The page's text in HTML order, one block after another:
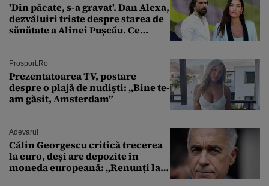
'Din păcate, s-a gravat'. Dan Alexa,
dezvăluiri triste despre starea de
sănătate a Alinei Pușcău. Ce
Prosport.ro
Prezentatoarea TV, postare
despre o plajă de nudiști: „Bine te-
am găsit, Amsterdam”
Adevarul
Călin Georgescu critică trecerea
la euro, deși are depozite în
moneda europeană: „Renunți la